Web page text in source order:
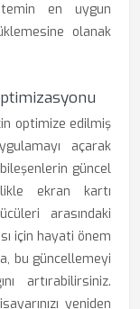
en uygun
olanak
optimize edilmiş
açarak
güncel
ekran kartı
arasındaki
için hayati önem
bu güncellemeyi
artırabilirsiniz.
yeniden